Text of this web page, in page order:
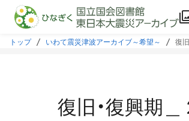
本文に飛ぶ
トップ いわて震災津波アーカイブ～希望～ 復
復旧・復興期